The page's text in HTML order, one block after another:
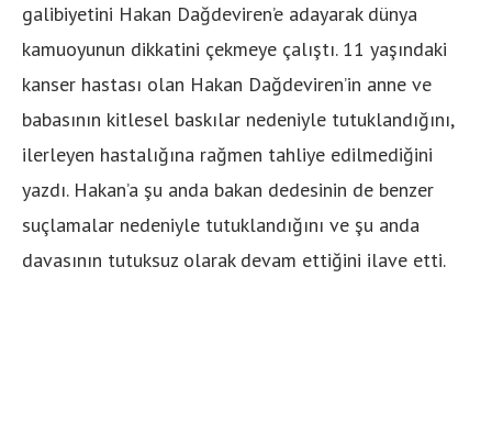
galibiyetini Hakan Dağdeviren’e adayarak dünya
kamuoyunun dikkatini çekmeye çalıştı. 11 yaşındaki
kanser hastası olan Hakan Dağdeviren’in anne ve
babasının kitlesel baskılar nedeniyle tutuklandığını,
ilerleyen hastalığına rağmen tahliye edilmediğini
yazdı. Hakan’a şu anda bakan dedesinin de benzer
suçlamalar nedeniyle tutuklandığını ve şu anda
davasının tutuksuz olarak devam ettiğini ilave etti.